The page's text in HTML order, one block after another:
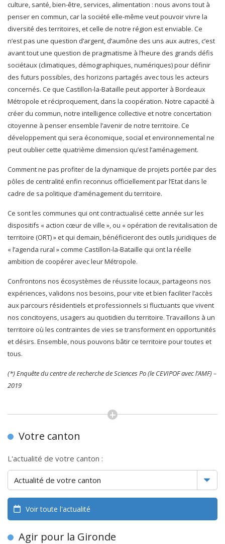
culture, santé, bien-être, services, alimentation : nous avons tout à
penser en commun, car la société elle-même veut pouvoir vivre la
diversité des territoires, et celle de notre région est enviable. Ce
n’est pas une question d’argent, d’aumône des uns aux autres, c’est
avant tout une question de pragmatisme à l’heure des grands défis
sociétaux (climatiques, démographiques, numériques) pour définir
des futurs possibles, des horizons partagés avec tous les acteurs
concernés. Ce que Castillon-la-Bataille peut apporter à Bordeaux
Métropole et réciproquement, dans la coopération. Notre capacité à
créer du commun, notre intelligence collective et notre concertation
citoyenne à penser ensemble l’avenir de notre territoire. Ce
développement qui sera économique, social et environnemental ne
peut oublier cette quatrième dimension qu’est l’aménagement.
Comment ne pas profiter de la dynamique de projets portée par des
pôles de centralité enfin reconnus officiellement par l’Etat dans le
cadre de sa politique d’aménagement du territoire.
Ce sont les communes qui ont contractualisé cette année sur les
dispositifs « action cœur de ville », ou « opération de revitalisation de
territoire (ORT) » et qui demain, bénéficieront des outils juridiques de
« l’agenda rural » comme Castillon-la-Bataille qui ont la réelle
ambition de coopérer avec leur Métropole.
Confrontons nos écosystèmes de réussite locaux, partageons nos
expériences, validons nos besoins, pour vite et bien faciliter l’accès
aux parcours résidentiels et professionnels si fluctuants que vivent
nos concitoyens, usagers au quotidien du territoire. Travaillons à un
territoire où les contraintes de vies se transforment en opportunités
et désirs. Ensemble, nous pouvons bâtir ce territoire pour toutes et
tous.
(*) Enquête du centre de recherche de Sciences Po (le CEVIPOF avec l’AMF) –
2019
Votre canton
L'actualité de votre canton :
Voir toute l'actualité
Agir pour la Gironde